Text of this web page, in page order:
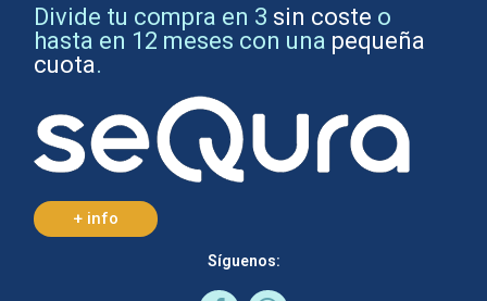
Divide tu compra en 3 sin coste o
hasta en 12 meses con una pequeña
cuota.
+ info
Síguenos: